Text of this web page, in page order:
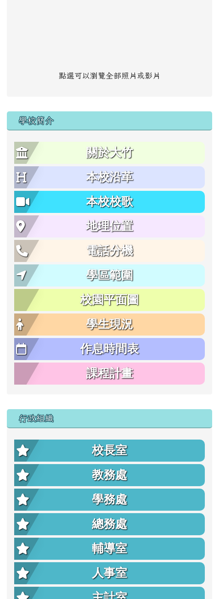
點選可以瀏覽全部照片或影片
學校簡介
關於大竹
本校沿革
本校校歌
地理位置
電話分機
學區範圍
校園平面圖
學生現況
作息時間表
課程計畫
行政組織
校長室
教務處
學務處
總務處
輔導室
人事室